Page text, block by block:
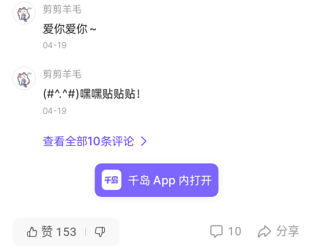
剪剪羊毛
爱你爱你～
04-19
剪剪羊毛
(#^.^#)嘿嘿贴贴贴！
04-19
查看全部10条评论 
 赞 153   10  分享
千岛 App 内打开